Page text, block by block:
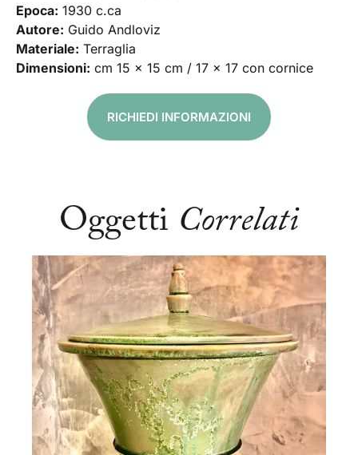
Epoca: 1930 c.ca
Autore: Guido Andloviz
Materiale: Terraglia
Dimensioni: cm 15 x 15 cm / 17 x 17 con cornice
RICHIEDI INFORMAZIONI
Oggetti Correlati